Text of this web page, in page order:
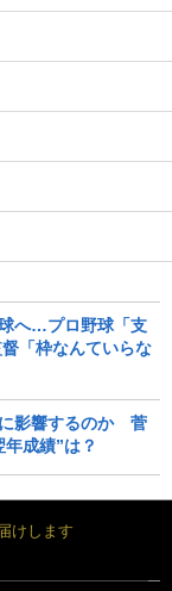
へ…プロ野球「支
「枠なんていらな
影響するのか 菅
成績”は？
けします